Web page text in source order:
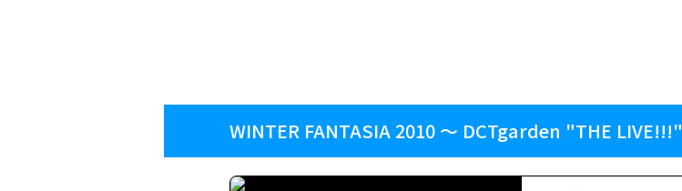
WINTER FANTASIA 2010 ～ DCTgarden "THE LIVE!!!"